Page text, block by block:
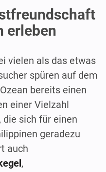
erleben
vielen als das etwas
spüren auf dem
bereits einen
einer Vielzahl
die sich für einen
geradezu
auch
,